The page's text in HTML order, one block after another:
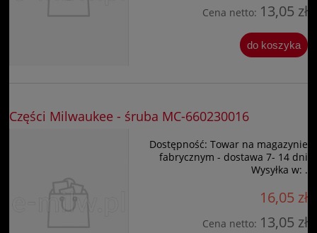
Cena netto: 13,05 zł
do koszyka
Części Milwaukee - śruba MC-660230016
Dostępność: Towar na magazynie
fabrycznym - dostawa 7- 14 dni
Wysyłka w: .
16,05 zł
Cena netto: 13,05 zł